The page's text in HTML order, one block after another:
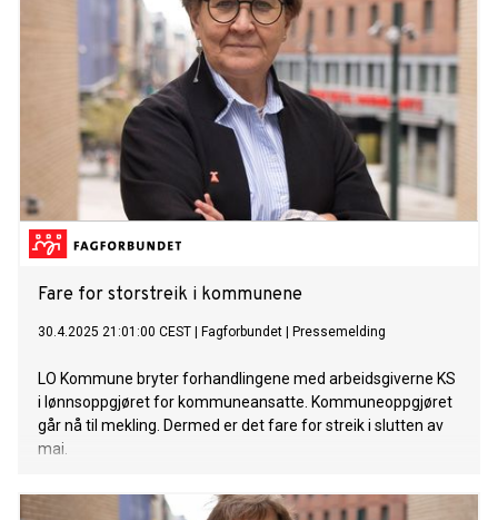
Fare for storstreik i kommunene
30.4.2025 21:01:00 CEST Fagforbundet Pressemelding
LO Kommune bryter forhandlingene med arbeidsgiverne KS
i lønnsoppgjøret for kommuneansatte. Kommuneoppgjøret
går nå til mekling. Dermed er det fare for streik i slutten av
mai.